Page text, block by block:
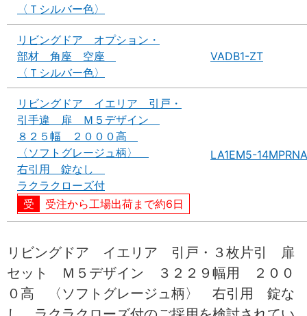
〈Ｔシルバー色〉
リビングドア オプション・
部材 角座 空座
〈Ｔシルバー色〉
VADB1-ZT
リビングドア イエリア 引戸・
引手違 扉 Ｍ５デザイン
８２５幅 ２０００高
〈ソフトグレージュ柄〉
右引用 錠なし
ラクラクローズ付
受注から工場出荷まで約6日
LA1EM5-14MPRNA
リビングドア イエリア 引戸・３枚片引 扉
セット Ｍ５デザイン ３２２９幅用 ２００
０高 〈ソフトグレージュ柄〉 右引用 錠な